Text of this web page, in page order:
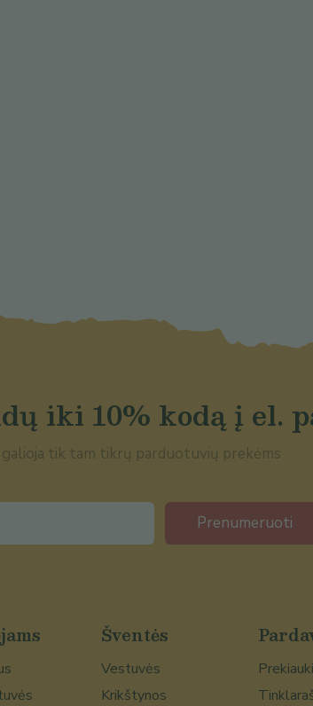
iki 10% kodą į el.
tik tam tikrų parduotuvių prekėms
Prenumeruoti
Šventės
Vestuvės
Krikštynos